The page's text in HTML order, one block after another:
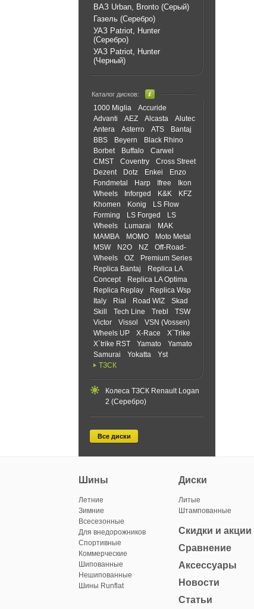
ВАЗ Urban, Bronto (Серый)
Газель (Серебро)
УАЗ Patriot, Hunter
(Серебро)
УАЗ Patriot, Hunter
(Черный)
Каталог дисков:
1000 Miglia
Accuride
Advanti
AEZ Alcasta
Alutec
Antera
Asterro ATS
Bantaj
BBS
Beyern
Black Rhino
Borbet
Buffalo
Carwel
CMST
Coventry
Cross Street
Dezent
Dotz Enkei
Enzo
Fondmetal
Harp Ifree
Ikon
Wheels
Inforged K&K
KFZ
Khomen
Konig
LS Flow
Forming
LS Forged
LS
Wheels
Lumarai
MAK
MAMBA
MOMO
Moto Metal
MSW
N2O NZ
Off-Road-
Wheels
OZ
Premium Series
Replica Bantaj
Replica LA
Concept
Replica LA Optima
Replica Replay
Replica Wsp
Italy
Rial Road WIZ
Skad
Skill
Tech Line Trebl
TSW
Victor
Vissol
VSN (Vossen)
Wheels UP
X-Race
X`Trike
X`trike RST
Yamato
Yamato
Samurai
Yokatta
Yst
ТЗСК
Колеса ТЗСК Renault Logan
2 (Серебро)
Все диски
Шины
Летние
Зимние
Всесезонные
Для внедорожников
Спортивные
Коммерческие
Шипованные
Нешипованные
Шины Runflat
Диски
Литые
Штампованные
Скидки и акции
Сравнение
Аксессуары
Новости
Статьи